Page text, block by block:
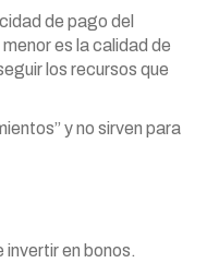
de pago del
es la calidad de
los recursos que
y no sirven para
en bonos.